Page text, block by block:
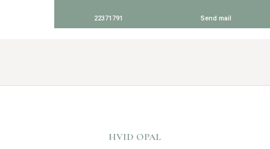
22371791 Send mail
HVID OPAL​